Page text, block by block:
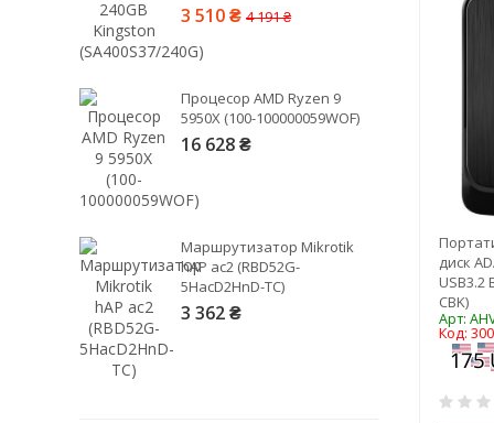
диск
USB3.2
CBK)
Арт:
Код:
Рейтинг EXE.ua:4.6
974
19
63
3 510 ₴ 4 191 ₴
Процесор AMD Ryzen 9
5950X (100-100000059WOF)
16 628 ₴
Маршрутизатор Mikrotik
hAP ac2 (RBD52G-
5HacD2HnD-TC)
3 362 ₴